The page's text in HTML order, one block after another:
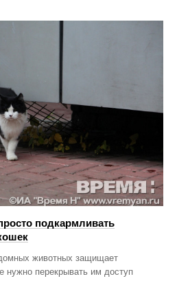
подкармливать
животных защищает
нужно перекрывать им доступ